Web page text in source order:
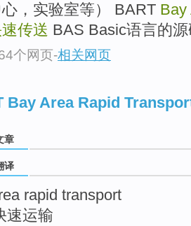
，实验室等） BART Bay
传送 BAS Basic语言的
个网页-相关网页
Bay Area Rapid
章
译
rapid transport
速运输